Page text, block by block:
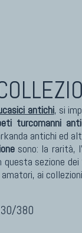
antichi, si
turcomanni
antichi ed
sono: la rarità,
sezione dei
ai
380